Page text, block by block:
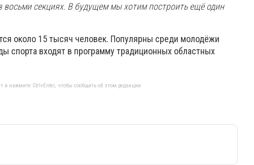
восьми секциях. В будущем мы хотим построить ещё один
около 15 тысяч человек. Популярны среди молодёжи
спорта входят в программу традиционных областных
нажмите Ctrl+Enter, чтобы сообщить об этом редакции